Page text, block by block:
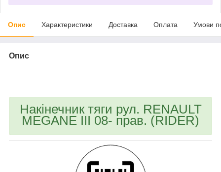
Опис Характеристики Доставка Оплата Умови
Опис
Накінечник тяги рул. RENAULT
MEGANE III 08- прав. (RIDER)